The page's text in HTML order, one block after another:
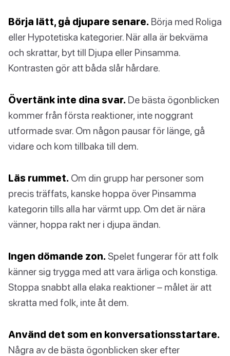
Börja lätt, gå djupare senare. Börja med Roliga
eller Hypotetiska kategorier. När alla är bekväma
och skrattar, byt till Djupa eller Pinsamma.
Kontrasten gör att båda slår hårdare.
Övertänk inte dina svar. De bästa ögonblicken
kommer från första reaktioner, inte noggrant
utformade svar. Om någon pausar för länge, gå
vidare och kom tillbaka till dem.
Läs rummet. Om din grupp har personer som
precis träffats, kanske hoppa över Pinsamma
kategorin tills alla har värmt upp. Om det är nära
vänner, hoppa rakt ner i djupa ändan.
Ingen dömande zon. Spelet fungerar för att folk
känner sig trygga med att vara ärliga och konstiga.
Stoppa snabbt alla elaka reaktioner – målet är att
skratta med folk, inte åt dem.
Använd det som en konversationsstartare.
Några av de bästa ögonblicken sker efter